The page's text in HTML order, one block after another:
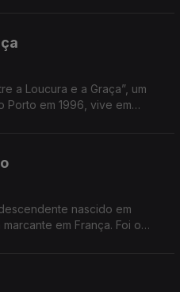
a Loucura e a Graça”, um
Porto em 1996, vive em
nascido em
em França. Foi o